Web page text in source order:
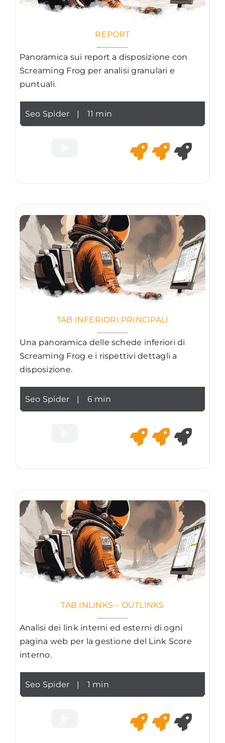
REPORT
Panoramica sui report a disposizione con
Screaming Frog per analisi granulari e
puntuali.
Seo Spider 11 min
TAB INFERIORI PRINCIPALI
Una panoramica delle schede inferiori di
Screaming Frog e i rispettivi dettagli a
disposizione.
Seo Spider 6 min
TAB INLINKS – OUTLINKS
Analisi dei link interni ed esterni di ogni
pagina web per la gestione del Link Score
interno.
Seo Spider 1 min